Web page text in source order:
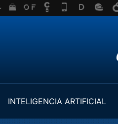
INTELIGENCIA ARTIFICIAL